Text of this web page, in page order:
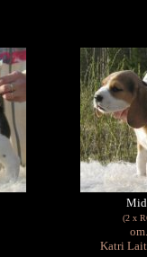
(2 x
Katri